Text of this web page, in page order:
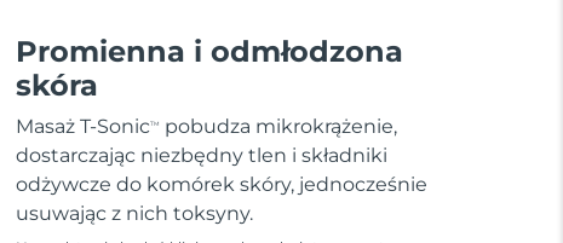
Promienna i odmłodzona
skóra
Masaż T-SonicTM
pobudza mikrokrążenie,
dostarczając niezbędny tlen i składniki
odżywcze do komórek skóry, jednocześnie
usuwając z nich toksyny.